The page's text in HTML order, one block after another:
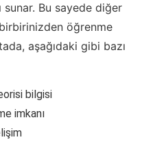
Bu sayede diğer
öğrenme
aşağıdaki gibi bazı
bilgisi
imkanı